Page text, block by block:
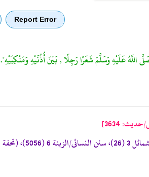
Report Error
اللَّهُ عَلَيْهِ وَسَلَّمَ شَعَرًا رَجِلًا , بَيْنَ أُذُنَيْهِ وَمَنْكِبَيْهِ".
3634]